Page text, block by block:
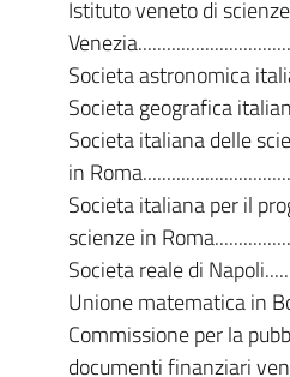
Istituto veneto di
Societa astronomica
Societa geografica
Societa italiana delle
in
Societa italiana per il
scienze in
Societa reale di
Unione matematica in
Commissione per la
documenti finanziari